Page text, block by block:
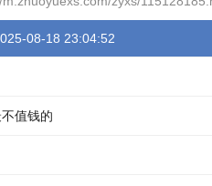
08-18 23:04:52
值钱的